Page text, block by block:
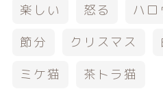
楽しい
怒る ハロ
節分
クリスマス
ミケ猫
茶トラ猫